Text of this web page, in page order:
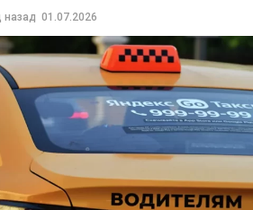
назад 01.07.2026